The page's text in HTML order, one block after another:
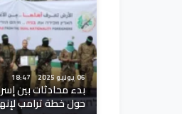
06 يونيو 2025 18:47
بدء محادثات بين
حول خطة ترامب